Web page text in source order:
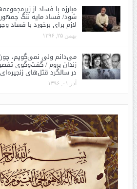
مبارزه با فساد از
شود/ فساد مایه ننگ
لازم برای برخورد با فساد
بهمن ۲۵, ۱۳۹۶
می‌دانم ولی نمی‌گویم،
زندان بروم / گفت‌وگوی
در سالگرد قتل‌های زنجیره‌ای
آذر ۰۱, ۱۳۹۶